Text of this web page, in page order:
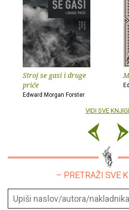
Stroj se gasi i druge
priče
Edward Morgan Forster
VIDI SVE
– PRETRAŽI SVE